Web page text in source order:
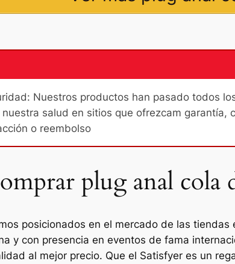
Nuestros productos han pasado todos
salud en sitios que ofrezcam
o reembolso
plug anal cola
posicionados en el mercado de las
y con presencia en eventos de fama
al mejor precio. Que el Satisfyer es un